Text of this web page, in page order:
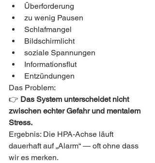
Überforderung
zu wenig Pausen
Schlafmangel
Bildschirmlicht
soziale Spannungen
Informationsflut
Entzündungen
Das Problem:
👉 Das System unterscheidet nicht
zwischen echter Gefahr und mentalem
Stress.
Ergebnis: Die HPA-Achse läuft
dauerhaft auf „Alarm“ — oft ohne dass
wir es merken.